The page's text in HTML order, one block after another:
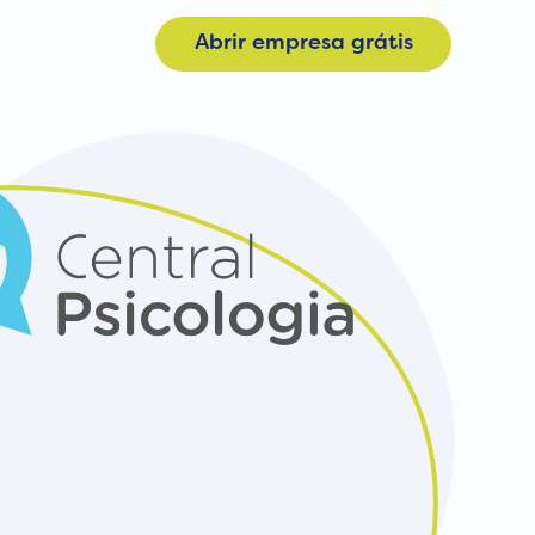
Calculadora de Plano
Consulta CNAE
login Abrir empresa grátis